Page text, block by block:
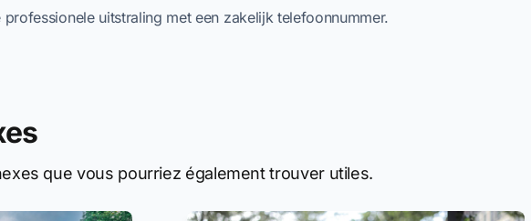
professionele uitstraling met een zakelijk telefoonnummer.
que vous pourriez également trouver utiles.